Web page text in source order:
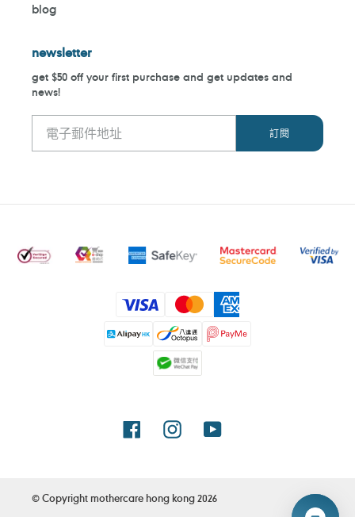
blog
newsletter
get $50 off your first purchase and get updates and
news!
付
款
方
式
FacebookInstagramYouTube
© Copyright mothercare hong kong2026